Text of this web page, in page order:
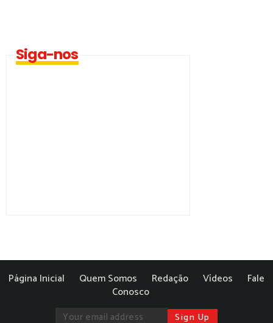
Siga-nos
Página Inicial Quem Somos Redação Vídeos
Fale
Conosco